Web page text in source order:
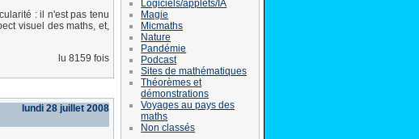
: il n'est pas tenu
visuel des maths, et,
lu 8159 fois
lundi 28 juillet 2008
Logiciels/applets/IA
Magie
Micmaths
Nature
Pandémie
Podcast
Sites de mathématiques
Théorèmes et
démonstrations
Voyages au pays des
maths
Non classés